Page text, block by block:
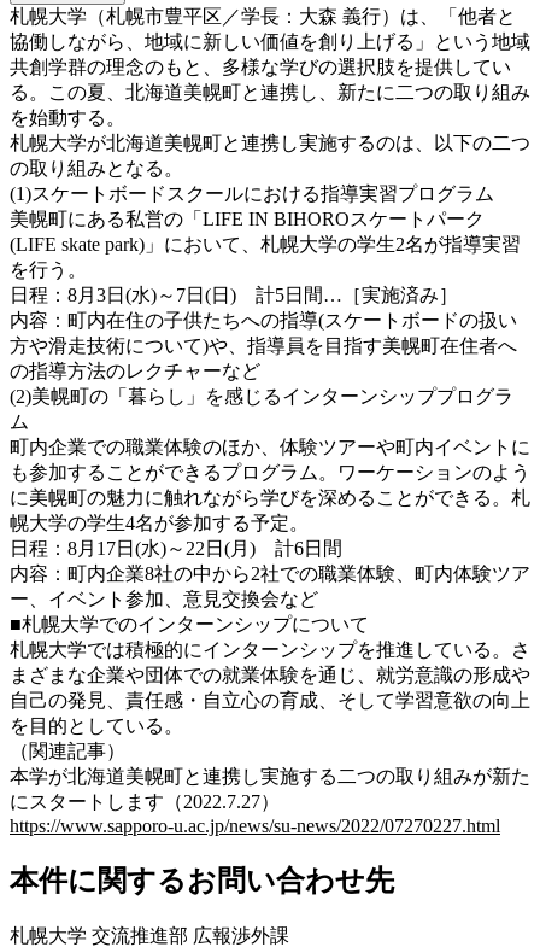
札幌大学（札幌市豊平区／学長：大森 義行）は、「他者と
協働しながら、地域に新しい価値を創り上げる」という地域
共創学群の理念のもと、多様な学びの選択肢を提供してい
る。この夏、北海道美幌町と連携し、新たに二つの取り組み
を始動する。
札幌大学が北海道美幌町と連携し実施するのは、以下の二つ
の取り組みとなる。
(1)スケートボードスクールにおける指導実習プログラム
美幌町にある私営の「LIFE IN BIHOROスケートパーク
(LIFE skate park)」において、札幌大学の学生2名が指導実習
を行う。
日程：8月3日(水)～7日(日) 計5日間…［実施済み］
内容：町内在住の子供たちへの指導(スケートボードの扱い
方や滑走技術について)や、指導員を目指す美幌町在住者へ
の指導方法のレクチャーなど
(2)美幌町の「暮らし」を感じるインターンシッププログラ
ム
町内企業での職業体験のほか、体験ツアーや町内イベントに
も参加することができるプログラム。ワーケーションのよう
に美幌町の魅⼒に触れながら学びを深めることができる。札
幌大学の学生4名が参加する予定。
日程：8月17日(水)～22日(月) 計6日間
内容：町内企業8社の中から2社での職業体験、町内体験ツア
ー、イベント参加、意見交換会など
■札幌大学でのインターンシップについて
札幌大学では積極的にインターンシップを推進している。さ
まざまな企業や団体での就業体験を通じ、就労意識の形成や
自己の発見、責任感・自立心の育成、そして学習意欲の向上
を目的としている。
（関連記事）
本学が北海道美幌町と連携し実施する二つの取り組みが新た
にスタートします（2022.7.27）
https://www.sapporo-u.ac.jp/news/su-news/2022/07270227.html
本件に関するお問い合わせ先
札幌大学 交流推進部 広報渉外課